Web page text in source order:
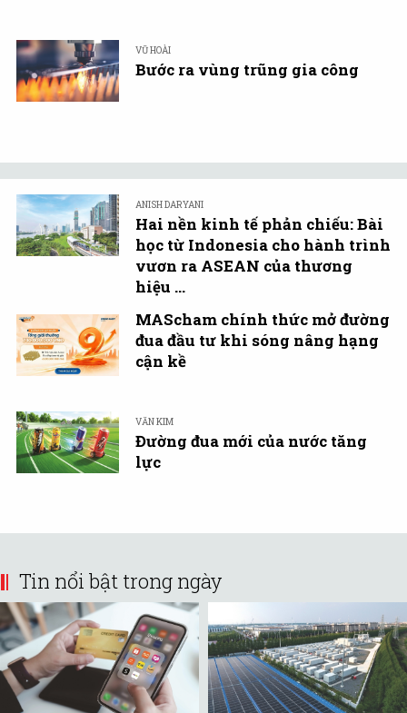
VŨ HOÀI
Bước ra vùng trũng gia công
ANISH DARYANI
Hai nền kinh tế phản chiếu: Bài
học từ Indonesia cho hành trình
vươn ra ASEAN của thương
hiệu ...
MAScham chính thức mở đường
đua đầu tư khi sóng nâng hạng
cận kề
VĂN KIM
Đường đua mới của nước tăng
lực
Tin nổi bật trong ngày